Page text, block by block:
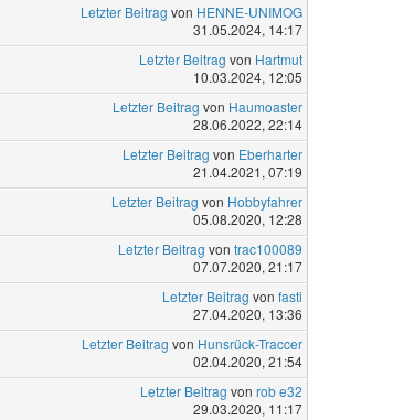
Letzter Beitrag von HENNE-UNIMOG
31.05.2024, 14:17
Letzter Beitrag von Hartmut
10.03.2024, 12:05
Letzter Beitrag von Haumoaster
28.06.2022, 22:14
Letzter Beitrag von Eberharter
21.04.2021, 07:19
Letzter Beitrag von Hobbyfahrer
05.08.2020, 12:28
Letzter Beitrag von trac100089
07.07.2020, 21:17
Letzter Beitrag von fasti
27.04.2020, 13:36
Letzter Beitrag von Hunsrück-Traccer
02.04.2020, 21:54
Letzter Beitrag von rob e32
29.03.2020, 11:17